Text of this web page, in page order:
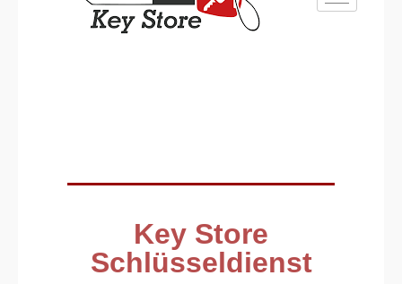
Key Store
Schlüsseldienst